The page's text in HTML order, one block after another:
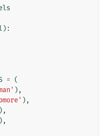
):
= (
),
),
),
),